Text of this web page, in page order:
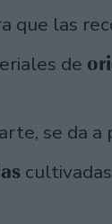
que las
de
se da